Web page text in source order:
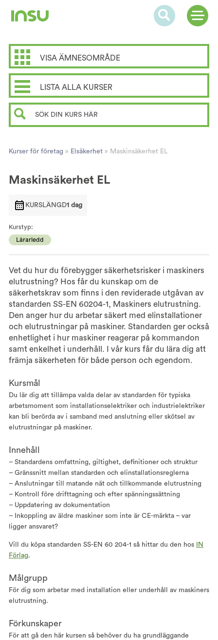
VISA ÄMNESOMRÅDE
LISTA ALLA KURSER
Kurser för företag » Elsäkerhet» Maskinsäkerhet EL
Maskinsäkerhet EL
Kurstyp:
Lärarledd
KURSLÄNGD1 dag
Vet du hur du förebygger säkerhetsrisker i maskiners
elutrustning? Hos får du kunskap om de
säkerhetskrav som finns i den reviderade utgåvan av
standarden SS-EN 60204-1, Maskiners elutrustning.
Den anger hur du arbetar säkert med elinstallationer
och elutrustningar på maskiner. Standarden ger också
enhetlighet i hur maskiner reagerar på kommandon
samt enkelhet i underhåll. I vår kurs får du lära dig att
främja säkerheten för både person och egendom.
Kursmål
Du lär dig att tillämpa valda delar av standarden för typiska
arbetsmoment som installationselektriker och industrielektriker
kan bli berörda av i samband med anslutning eller skötsel av
elutrustningar på maskiner.
Innehåll
– Standardens omfattning, giltighet, definitioner och struktur
– Gränssnitt mellan standarden och elinstallationsreglerna
– Anslutningar till matande nät och tillkommande elutrustning
– Kontroll före drifttagning och efter spänningssättning
– Uppdatering av dokumentation
– Inkoppling av äldre maskiner som inte är CE-märkta – var
ligger ansvaret?
Vill du köpa standarden SS-EN 60 204-1 så hittar du den hos
IN
Förlag.
Målgrupp
För dig som arbetar med installation eller underhåll av maskiners
elutrustning.
Förkunskaper
För att gå den här kursen så behöver du ha grundläggande